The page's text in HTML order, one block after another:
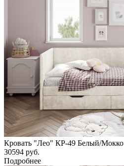
Кровать "Лео" КР-49 Белый/Мокко
30594 руб.
Подробнее